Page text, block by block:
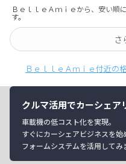
ＢｅｌｌｅＡｍｉｅから、安い順
す。
さ
ＢｅｌｌｅＡｍｉｅ付近の
クルマ活用でカーシェア
車載機の低コスト化を実現。
すぐにカーシェアビジネスを始
フォームシステムを活用してみ